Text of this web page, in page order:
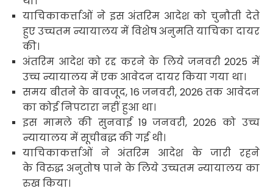
याचिकाकर्त्ताओं ने इस अंतरिम आदेश को चुनौती देते
हुए उच्चतम न्यायालय में विशेष अनुमति याचिका दायर
की।
अंतरिम आदेश को रद्द करने के लिये जनवरी2025 में
उच्च न्यायालय में एक आवेदन दायर किया गया था।
समय बीतने के बावजूद, 16जनवरी, 2026तक आवेदन
का कोई निपटारा नहीं हुआ था।
इस मामले की सुनवाई 19जनवरी, 2026 को उच्च
न्यायालय में सूचीबद्ध की गई थी।
याचिकाकर्त्ताओं ने अंतरिम आदेश के जारी रहने
के विरुद्ध अनुतोष पाने के लिये उच्चतम न्यायालय का
रुख किया।